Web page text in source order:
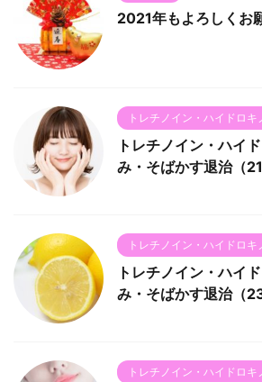
2021年もよろしくお
トレチノイン・ハイドロキ
トレチノイン・ハイ
み・そばかす退治（
トレチノイン・ハイドロキ
トレチノイン・ハイ
み・そばかす退治（
トレチノイン・ハイドロキ